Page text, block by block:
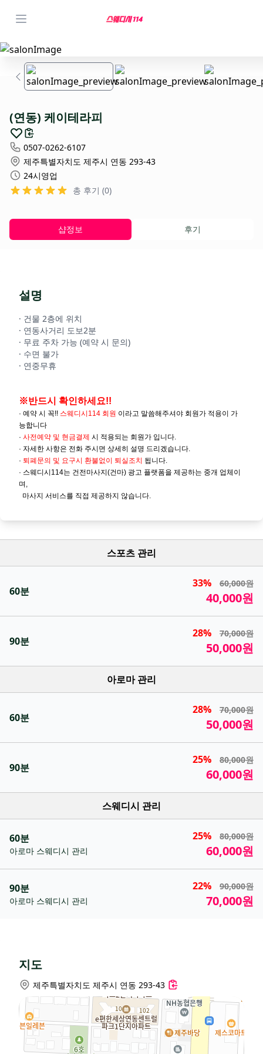
(연동) 케이테라피
0507-0262-6107
제주특별자치도 제주시 연동 293-43
24시영업
총 후기 (0)
샵정보 후기
설명
· 건물 2층에 위치
· 연동사거리 도보2분
· 무료 주차 가능 (예약 시 문의)
· 수면 불가
· 연중무휴
※반드시 확인하세요!!
· 예약 시 꼭!! 스웨디시114 회원 이라고 말씀해주셔야 회원가 적용이 가
능합니다
· 사전예약 및 현금결제 시 적용되는 회원가 입니다.
· 자세한 사항은 전화 주시면 상세히 설명 드리겠습니다.
· 퇴폐문의 및 요구시 환불없이 퇴실조치 됩니다.
· 스웨디시114는 건전마사지(건마) 광고 플랫폼을 제공하는 중개 업체이
며,
마사지 서비스를 직접 제공하지 않습니다.
스포츠 관리
60분
33% 60,000원
40,000원
90분
28% 70,000원
50,000원
아로마 관리
60분
28% 70,000원
50,000원
90분
25% 80,000원
60,000원
스웨디시 관리
60분
아로마 스웨디시 관리
25% 80,000원
60,000원
90분
아로마 스웨디시 관리
22% 90,000원
70,000원
지도
제주특별자치도 제주시 연동 293-43